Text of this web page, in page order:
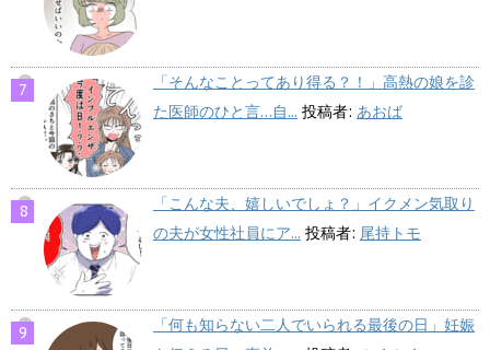
「そんなことってあり得る？！」高熱の娘を診
た医師のひと言…自... 投稿者: あおば
「こんな夫、嬉しいでしょ？」イクメン気取り
の夫が女性社員にア... 投稿者: 尾持トモ
「何も知らない二人でいられる最後の日」妊娠